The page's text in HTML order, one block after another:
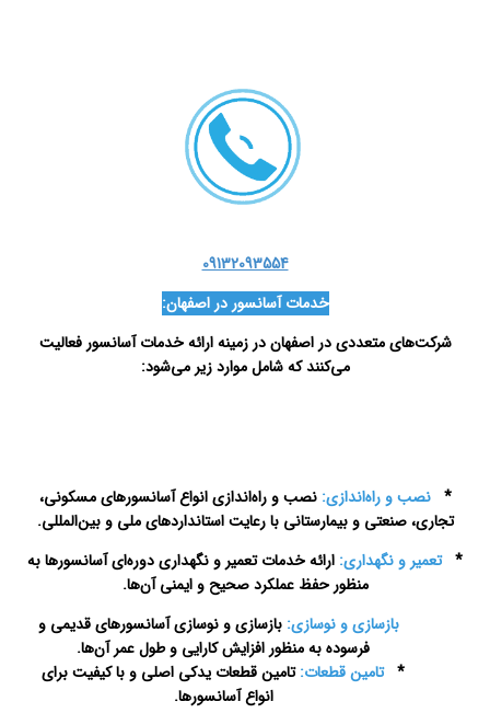
09132093554
خدمات آسانسور در اصفهان:
شرکت‌های متعددی در اصفهان در زمینه ارائه خدمات آسانسور فعالیت
می‌کنند که شامل موارد زیر می‌شود:
* نصب و راه‌اندازی: نصب و راه‌اندازی انواع آسانسورهای مسکونی،
تجاری، صنعتی و بیمارستانی با رعایت استانداردهای ملی و بین‌المللی.
* تعمیر و نگهداری: ارائه خدمات تعمیر و نگهداری دوره‌ای آسانسورها به
منظور حفظ عملکرد صحیح و ایمنی آن‌ها.
بازسازی و نوسازی: بازسازی و نوسازی آسانسورهای قدیمی و
فرسوده به منظور افزایش کارایی و طول عمر آن‌ها.
*تامین قطعات:تامین قطعات یدکی اصلی و با کیفیت برای
انواع آسانسورها.